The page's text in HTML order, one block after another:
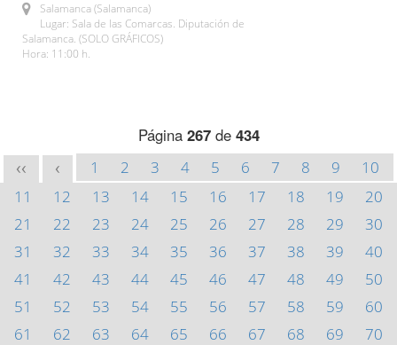
Salamanca (Salamanca)
Lugar: Sala de las Comarcas. Diputación de
Salamanca. (SOLO GRÁFICOS)
Hora: 11:00 h.
Página 267de 434
<< < 1 2 3 4 5 6 7 8 9
10
11
12 13 14 15 16 17 18 19
20
21
22 23 24 25 26 27 28 29
30
31
32 33 34 35 36 37 38 39
40
41
42 43 44 45 46 47 48 49
50
51
52 53 54 55 56 57 58 59
60
61
62 63 64 65 66 67 68 69
70